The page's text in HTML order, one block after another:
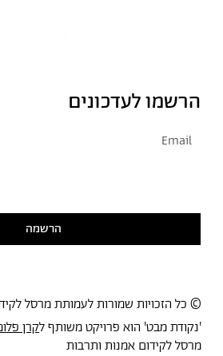
הרשמו לעדכונים
הרשמה
© כל הזכויות שמורות לעמותת מרסל לקידום
'נקודת מבט' הוא פרויקט משותף לקרן
מרסל לקידום אמנות ותרבות